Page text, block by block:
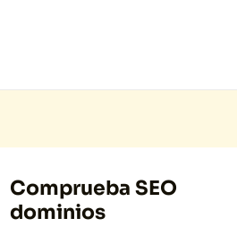
Comprueba SEO
dominios